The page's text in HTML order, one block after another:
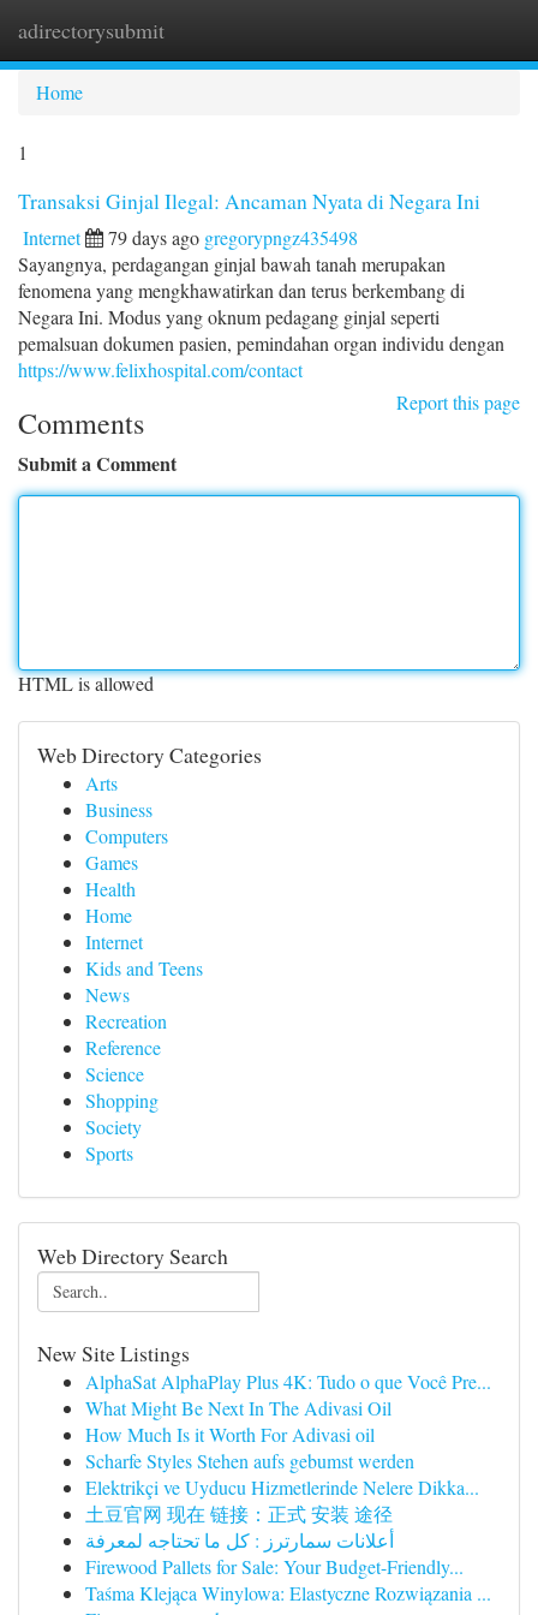
adirectorysubmit
Home
1
Transaksi Ginjal Ilegal: Ancaman Nyata di Negara Ini
Internet 79 days ago gregorypngz435498
Sayangnya, perdagangan ginjal bawah tanah merupakan
fenomena yang mengkhawatirkan dan terus berkembang di
Negara Ini. Modus yang oknum pedagang ginjal seperti
pemalsuan dokumen pasien, pemindahan organ individu dengan
https://www.felixhospital.com/contact
Report this page
Comments
Submit a Comment
HTML is allowed
Web Directory Categories
Arts
Business
Computers
Games
Health
Home
Internet
Kids and Teens
News
Recreation
Reference
Science
Shopping
Society
Sports
Web Directory Search
New Site Listings
AlphaSat AlphaPlay Plus 4K: Tudo o que Você Pre...
What Might Be Next In The Adivasi Oil
How Much Is it Worth For Adivasi oil
Scharfe Styles Stehen aufs gebumst werden
Elektrikçi ve Uyducu Hizmetlerinde Nelere Dikka...
土豆官网 现在 链接：正式 安装 途径
أعلانات سمارترز : كل ما تحتاجه لمعرفة
Firewood Pallets for Sale: Your Budget-Friendly...
Taśma Klejąca Winylowa: Elastyczne Rozwiązania ...